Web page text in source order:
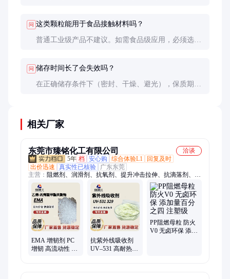
问 这类颗粒能用于食品接触材料吗？
普通工业级产品不建议。如需食品级应用，必须选择
问 储存时间长了会失效吗？
在正确储存条件下（密封、干燥、避光），保质期通
相关厂家
东莞市臻铭化工有限公司
洽谈
5年 档 安心购 综合体验L1
回复及时
出价迅速
真实性已核验
广东东莞
主营： 阻燃剂、润滑剂、抗氧剂、提升冲击拉伸、抗滴落剂、增
韧剂、扩散油、防老化剂
EMA 增韧剂 PC
增韧 高流动性 透
抗紫外线吸收剂
UV–531 高耐热加
PP阻燃母粒 防火
V0 无卤环保 添加